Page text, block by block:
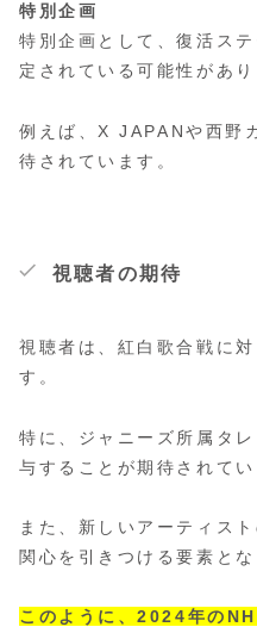
特別企画
特別企画として、復活ス
定されている可能性があり
例えば、X JAPANや西野
待されています。
視聴者の期待
視聴者は、紅白歌合戦に
す。
特に、ジャニーズ所属タ
与することが期待されてい
また、新しいアーティス
関心を引きつける要素とな
このように、2024年の